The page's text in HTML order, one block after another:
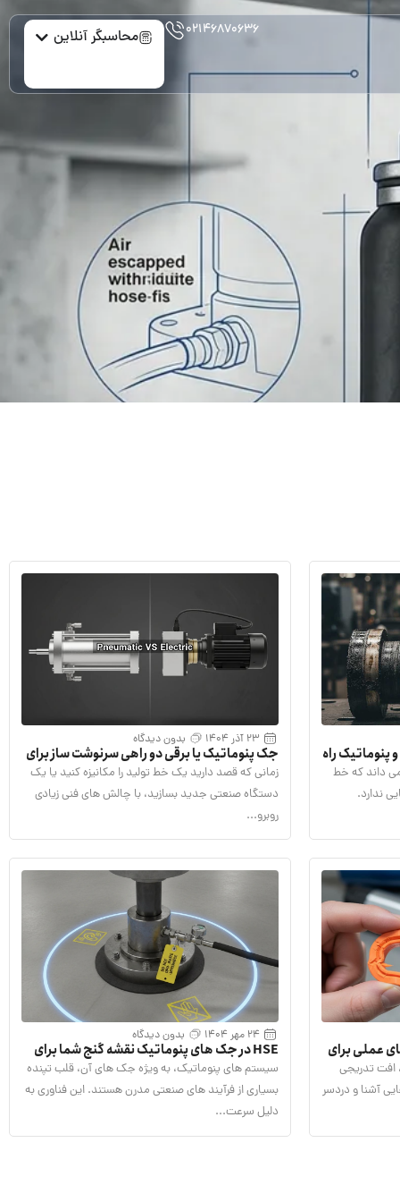
۰۲۱۴۶۸۷۰۶۳۶ محاسبگر آنلاین
راه
داند که خط
ندارد.
23 آذر 1404 بدون دیدگاه
جک پنوماتیک یا برقی دو راهی سرنوشت‌ ساز برای
نجات خط تولید
زمانی که قصد دارید یک خط تولید را مکانیزه کنید یا یک
دستگاه صنعتی جدید بسازید، با چالش های فنی زیادی
روبرو...
عملی برای
افت تدریجی
آشنا و دردسر
24 مهر 1404 بدون دیدگاه
HSE در جک‌ های پنوماتیک نقشه گنج شما برای
ایمنی پایدار
سیستم های پنوماتیک، به ویژه جک های آن، قلب تپنده
بسیاری از فرآیند های صنعتی مدرن هستند. این فناوری به
دلیل سرعت...